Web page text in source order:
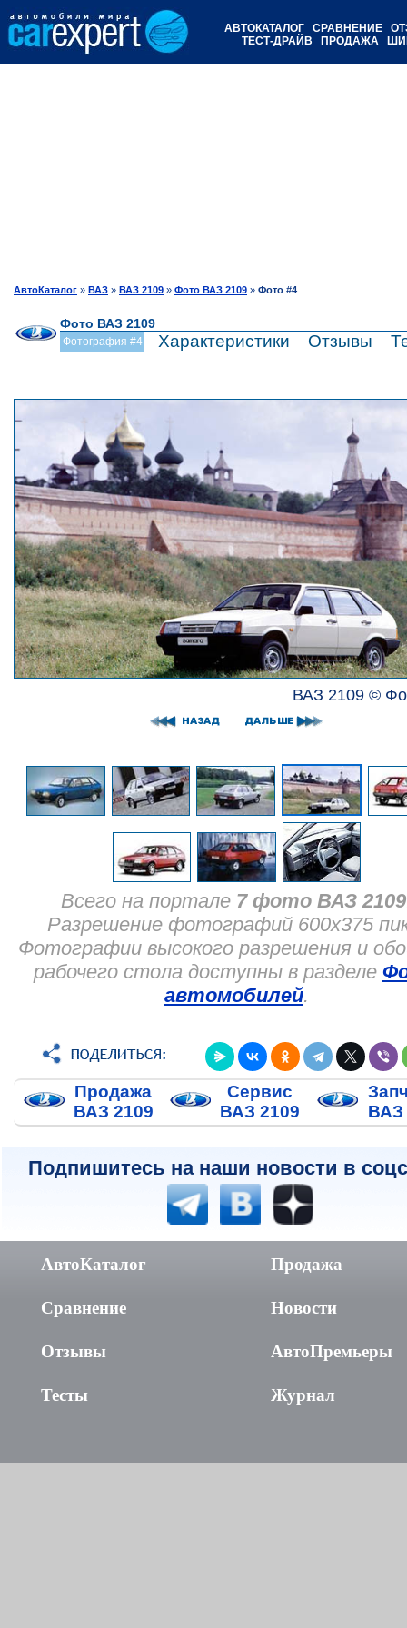
АВТОКАТАЛОГ СРАВНЕНИЕ
ТЕСТ-ДРАЙВ
ПРОДАЖА
АвтоКаталог » ВАЗ » ВАЗ 2109 » Фото ВАЗ 2109 » Фото #4
Фото ВАЗ 2109
Фотография #4 Характеристики Отзывы
ВАЗ 2109 ©
Всего на портале 7 фото ВАЗ 2109
Разрешение фотографий 600x375
Фотографии высокого разрешения и
рабочего стола доступны в разделе
автомобилей.
Продажа
ВАЗ 2109
Сервис
ВАЗ 2109
ВАЗ
Подпишитесь на наши новости в
АвтоКаталог
Сравнение
Отзывы
Тесты
Продажа
Новости
АвтоПремьеры
Журнал